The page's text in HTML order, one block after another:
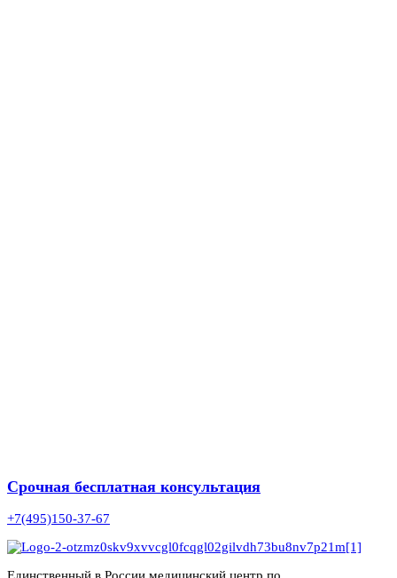
Срочная бесплатная консультация
+7(495)150-37-67